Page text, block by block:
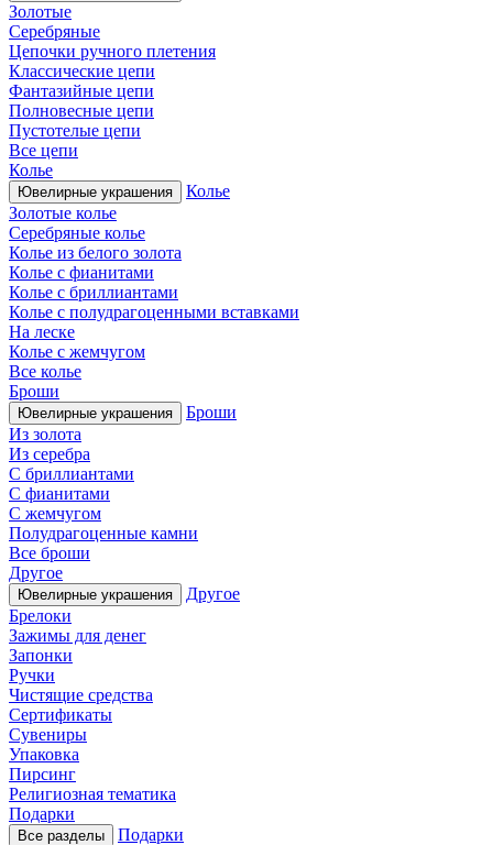
Золотые
Серебряные
Цепочки ручного плетения
Классические цепи
Фантазийные цепи
Полновесные цепи
Пустотелые цепи
Все цепи
Колье
Ювелирные украшения
Колье
Золотые колье
Серебряные колье
Колье из белого золота
Колье с фианитами
Колье с бриллиантами
Колье с полудрагоценными вставками
На леске
Колье с жемчугом
Все колье
Броши
Ювелирные украшения
Броши
Из золота
Из серебра
С бриллиантами
С фианитами
С жемчугом
Полудрагоценные камни
Все броши
Другое
Ювелирные украшения
Другое
Брелоки
Зажимы для денег
Запонки
Ручки
Чистящие средства
Сертификаты
Сувениры
Упаковка
Пирсинг
Религиозная тематика
Подарки
Все разделы
Подарки